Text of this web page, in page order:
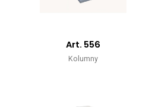
Art. 556
Kolumny